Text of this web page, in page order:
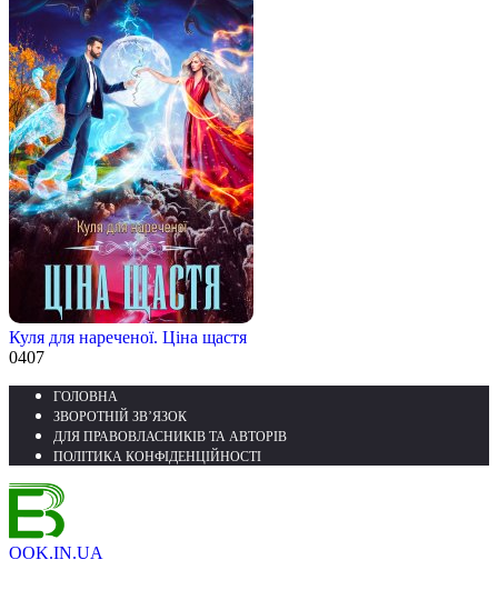
Куля для нареченої. Ціна щастя
0407
ГОЛОВНА
ЗВОРОТНІЙ ЗВ’ЯЗОК
ДЛЯ ПРАВОВЛАСНИКІВ ТА АВТОРІВ
ПОЛІТИКА КОНФІДЕНЦІЙНОСТІ
OOK.IN.UA